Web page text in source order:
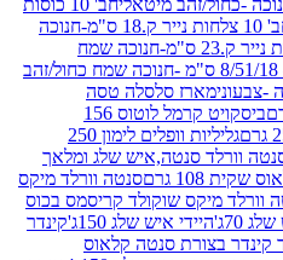
חב' 10 כוסות
חב' 10 צלחות נייר ק.18 ס"מ-חנוכה
10 צלחות נייר ק.23 ס"מ-חנוכה שמח
+ חלון- 8/51/18 ס"מ -חנוכה שמח כחול/זהב
סלסלה טסה
ביסקויט קרמל לוטוס 156
גליליות וופלים לימון 250
שלג ומלאך
סנטה וורלד מיקס
שוקולד קריסמס בכוס
איש שלג 150ג'
קינדר
סנטה קלאוס